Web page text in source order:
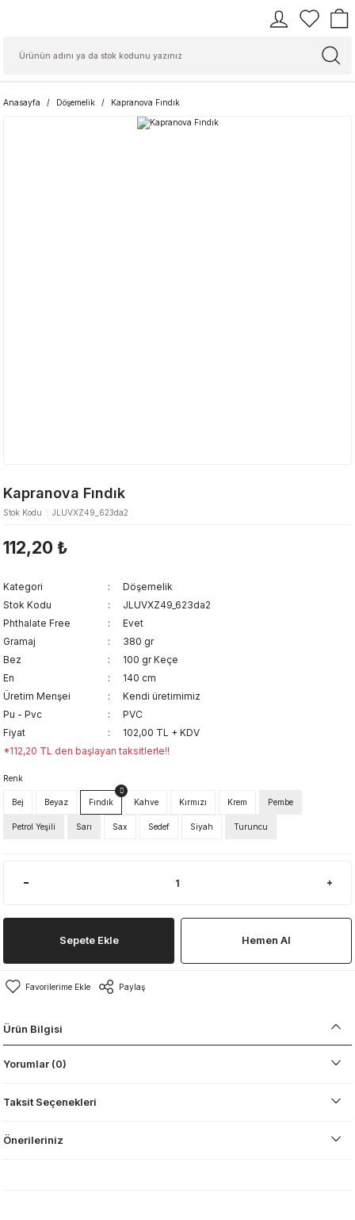
Anasayfa Döşemelik Kapranova Fındık
Kapranova Fındık
Stok Kodu JLUVXZ49_623da2
112,20 ₺
Kategori
Döşemelik
Stok Kodu
JLUVXZ49_623da2
Phthalate Free
Evet
Gramaj
380 gr
Bez
100 gr Keçe
En
140 cm
Üretim Menşei
Kendi üretimimiz
Pu - Pvc
PVC
Fiyat
102,00 TL + KDV
*112,20 TL den başlayan taksitlerle!!
Renk
Bej Beyaz Fındık Kahve Kırmızı Krem Pembe
Petrol Yeşili Sarı Sax Sedef Siyah Turuncu
Sepete Ekle Hemen Al
Paylaş
Ürün Bilgisi
Yorumlar (0)
Taksit Seçenekleri
Önerileriniz